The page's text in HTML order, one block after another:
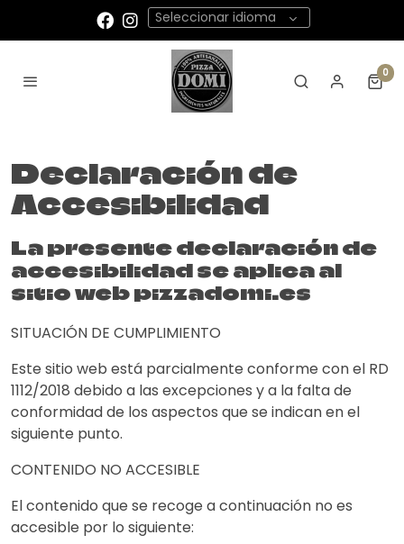
Seleccionar idioma
0
Declaración de
Accesibilidad
La presente declaración de
accesibilidad se aplica al
sitio web pizzadomi.es
SITUACIÓN DE CUMPLIMIENTO
Este sitio web está parcialmente conforme con el RD
1112/2018 debido a las excepciones y a la falta de
conformidad de los aspectos que se indican en el
siguiente punto.
CONTENIDO NO ACCESIBLE
El contenido que se recoge a continuación no es
accesible por lo siguiente: